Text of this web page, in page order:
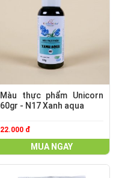
Màu thực phẩm Unicorn
60gr - N17 Xanh aqua
22.000 đ
MUA NGAY